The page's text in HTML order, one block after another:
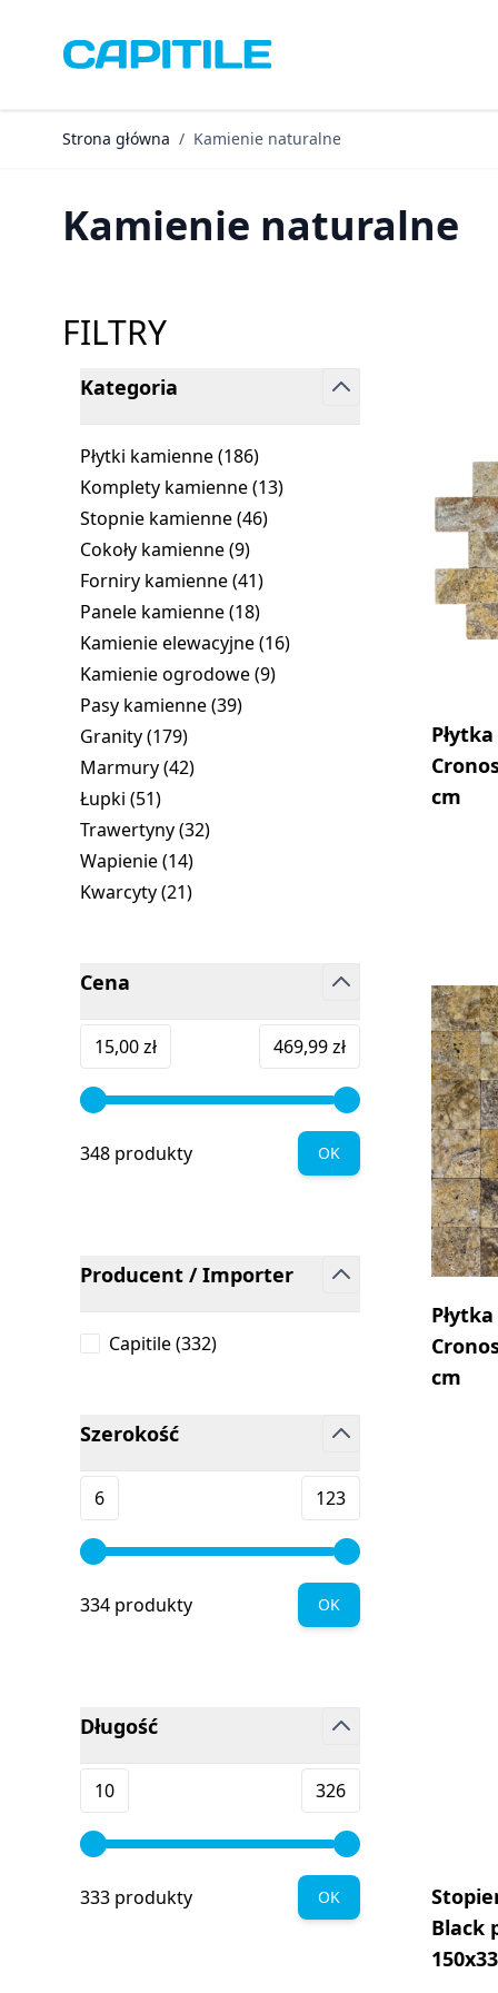
Strona główna / Kamienie naturalne
Kamienie naturalne
FILTRY
Skip to product list
Kategoria
Płytki kamienne (186
products available
)
Komplety kamienne (13
products available
)
Stopnie kamienne (46
products available
)
Cokoły kamienne (9
products available )
Forniry kamienne (41
products available
)
Panele kamienne (18
products available
)
Kamienie elewacyjne (16
products available
)
Kamienie ogrodowe (9
products available
)
Pasy kamienne (39
products available)
Granity (179
products available
)
Marmury (42
products available
)
Łupki (51
products available
)
Trawertyny (32
products available
)
Wapienie (14
products available
)
Kwarcyty (21
products available
)
Cena
Minimum value
15,00 zł Maksymalna wartość
469,99 zł
348 produkty OK
Producent / Importer
Capitile(332products available
)
Szerokość
Minimum value
6 Maksymalna wartość
123
334 produkty OK
Długość
Minimum value
10 Maksymalna wartość
326
333 produkty OK
cm
cm
Black